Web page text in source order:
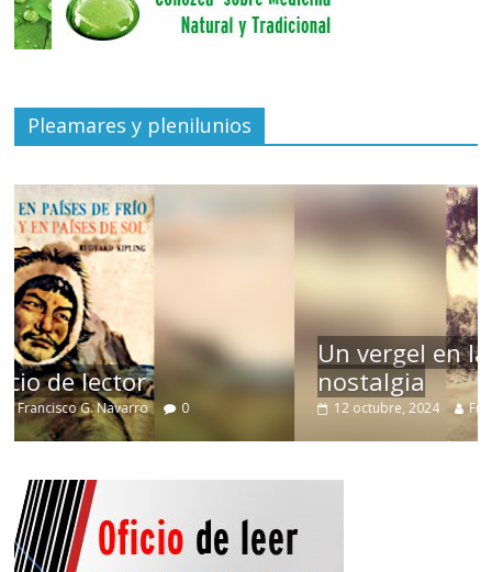
Pleamares y plenilunios
Un vergel en las nieblas de la
nostalgia
12 octubre, 2024 Francisco G. Navarro 0